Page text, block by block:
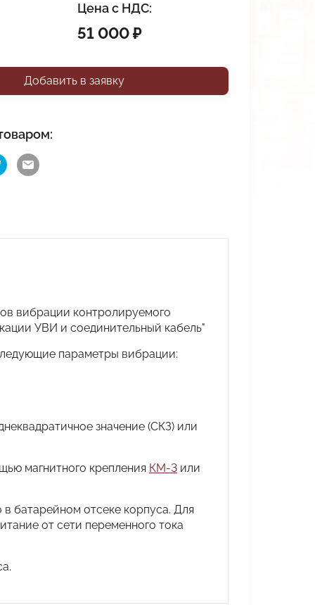
Цена с НДС:
51 000 ₽
Добавить в заявку
вибрации контролируемого
УВИ и соединительный кабель"
параметры вибрации:
значение (СКЗ) или
магнитного крепления КМ-3 или
батарейном отсеке корпуса. Для
от сети переменного тока